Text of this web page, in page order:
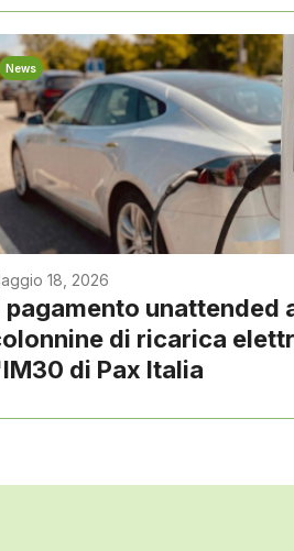
News
18, 2026
pagamento unattended
di ricarica
di Pax Italia